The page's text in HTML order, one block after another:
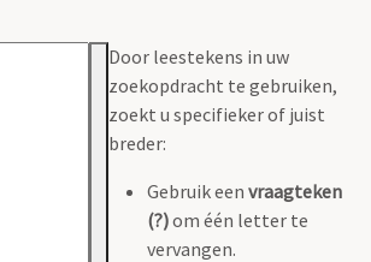
Door leestekens in uw
zoekopdracht te gebruiken,
zoekt u specifieker of juist
breder:
Gebruik een vraagteken
(?)om één letter te
vervangen.